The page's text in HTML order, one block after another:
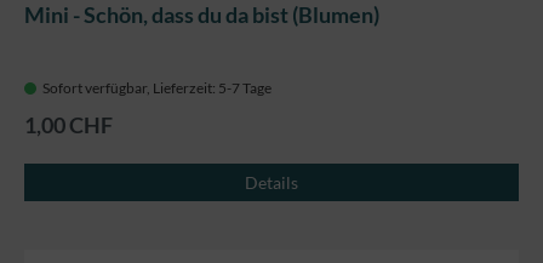
Mini - Schön, dass du da bist (Blumen)
Sofort verfügbar, Lieferzeit: 5-7 Tage
1,00 CHF
Details